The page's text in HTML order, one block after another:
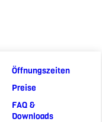
Öffnungszeiten
Preise
FAQ &
Downloads